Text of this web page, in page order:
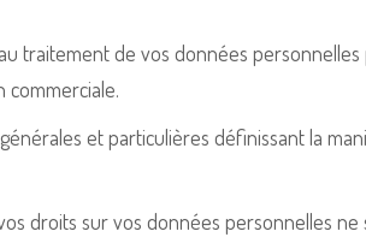
traitement de vos données
commerciale.
et particulières définissant la
droits sur vos données personnelles